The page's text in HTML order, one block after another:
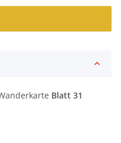
Blatt 31